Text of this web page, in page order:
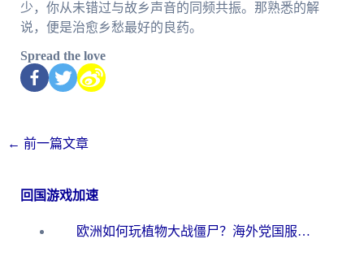
少，你从未错过与故乡声音的同频共振。那熟悉的解
说，便是治愈乡愁最好的良药。
Spread the love
← 前一篇文章
回国游戏加速
欧洲如何玩植物大战僵尸？海外党国服游戏加速避坑指南（附实测对比）